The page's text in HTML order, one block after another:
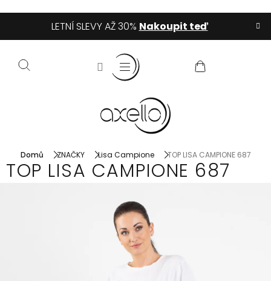
obsah
LETNÍ SLEVY AŽ 30% Nakoupit teď
Domů ZNAČKY Lisa Campione TOP LISA CAMPIONE 687
TOP LISA CAMPIONE 687